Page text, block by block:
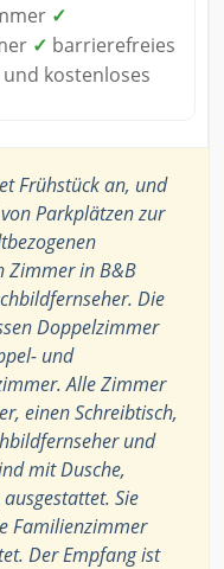
✓
✓ barrierefreies
kostenloses
Frühstück an, und
Parkplätzen zur
Zimmer in B&B
Die
Doppelzimmer
und
Alle Zimmer
einen Schreibtisch,
und
mit Dusche,
Sie
Familienzimmer
Der Empfang ist